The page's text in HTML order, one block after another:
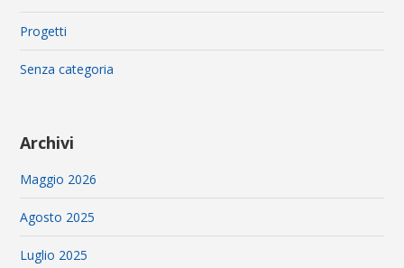
Progetti
Senza categoria
Archivi
Maggio 2026
Agosto 2025
Luglio 2025